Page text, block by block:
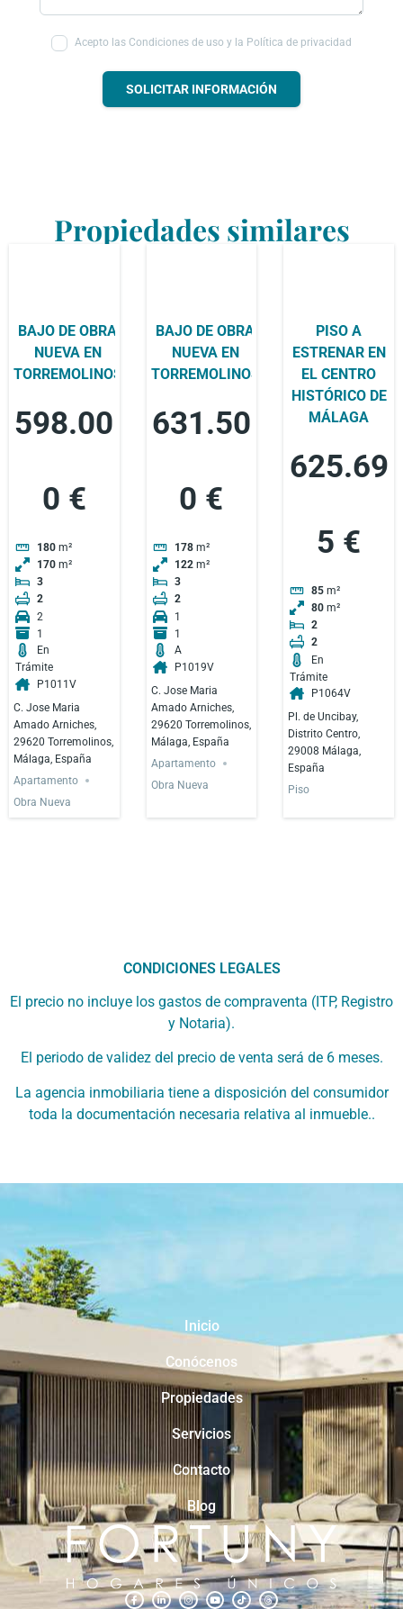
Acepto las Condiciones de uso y la Política de privacidad
SOLICITAR INFORMACIÓN
Propiedades similares
BAJO DE OBRA
NUEVA EN
TORREMOLINOS
598.00
0 €
180 m²
170 m²
3
2
2
1
En
Trámite
P1011V
C. Jose Maria
Amado Arniches,
29620 Torremolinos,
Málaga, España
Apartamento
Obra Nueva
BAJO DE OBRA
NUEVA EN
TORREMOLINOS
631.50
0 €
178 m²
122 m²
3
2
1
1
A
P1019V
C. Jose Maria
Amado Arniches,
29620 Torremolinos,
Málaga, España
Apartamento
Obra Nueva
PISO A
ESTRENAR EN
EL CENTRO
HISTÓRICO DE
MÁLAGA
625.69
5 €
85 m²
80 m²
2
2
En
Trámite
P1064V
Pl. de Uncibay,
Distrito Centro,
29008 Málaga,
España
Piso
CONDICIONES LEGALES
El precio no incluye los gastos de compraventa (ITP, Registro
y Notaria).
El periodo de validez del precio de venta será de 6 meses.
La agencia inmobiliaria tiene a disposición del consumidor
toda la documentación necesaria relativa al inmueble..
Inicio
Conócenos
Propiedades
Servicios
Contacto
Blog